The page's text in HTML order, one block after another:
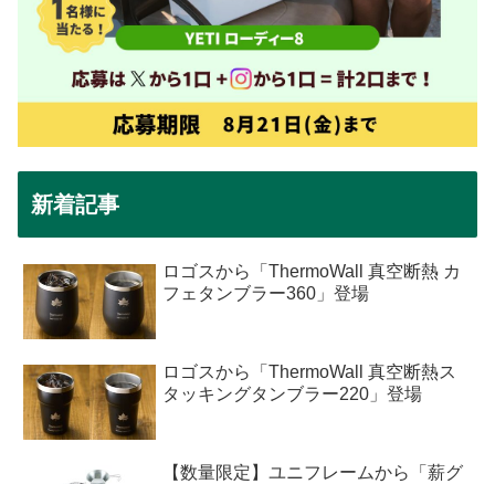
新着記事
ロゴスから「ThermoWall 真空断熱 カ
フェタンブラー360」登場
ロゴスから「ThermoWall 真空断熱ス
タッキングタンブラー220」登場
【数量限定】ユニフレームから「薪グ